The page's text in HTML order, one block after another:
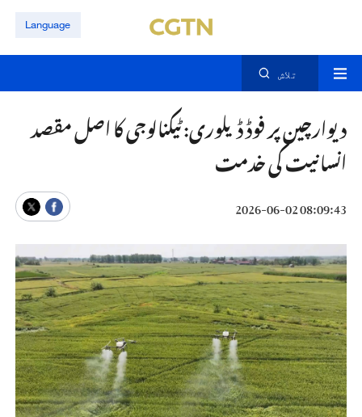
Language
تلاش
دیوارچین پر فوڈ ڈیلوری: ٹیکنالوجی کا اصل مقصد
انسانیت کی خدمت
08:09:43 2026-06-02